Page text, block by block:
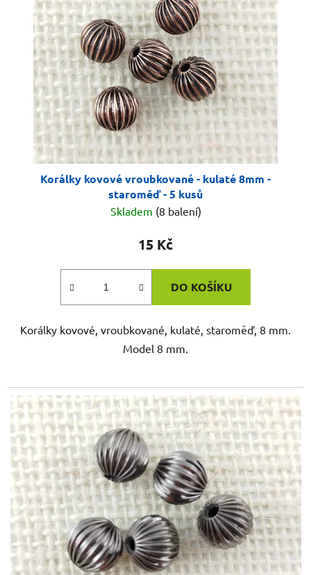
Korálky kovové vroubkované - kulaté 8mm -
staroměď - 5 kusů
Skladem (8 balení)
15 Kč
DO KOŠÍKU
Korálky kovové, vroubkované, kulaté, staroměď, 8 mm.
Model 8 mm.